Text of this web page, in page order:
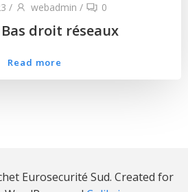
/ webadmin / 0
droit réseaux
Read more
Eurosecurité Sud. Created for